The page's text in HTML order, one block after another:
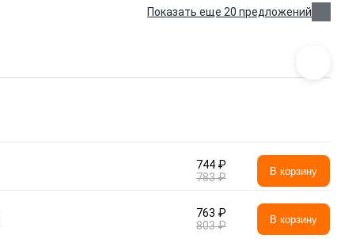
Показать еще 20 предложений
744 ₽
783 ₽
В корзину
763 ₽
803 ₽
В корзину